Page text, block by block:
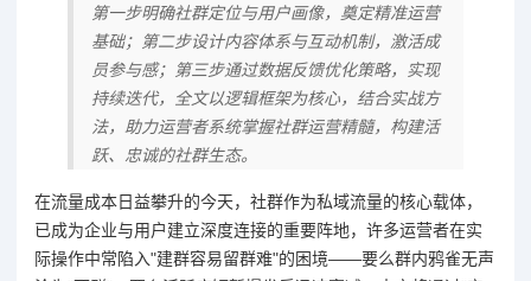
第一步明确社群定位与用户画像，奠定精准运营
基础；第二步设计内容体系与互动机制，激活成
员参与感；第三步通过数据反馈优化策略，实现
持续迭代，全文以逻辑框架为核心，结合实战方
法，助力运营者系统掌握社群运营精髓，构建活
跃、忠诚的社群生态。
在流量成本日益攀升的今天，社群作为私域流量的核心载体，
已成为企业与用户建立深度连接的重要阵地，许多运营者在实
际操作中常陷入"建群容易留群难"的困境——要么群内鸦雀无声